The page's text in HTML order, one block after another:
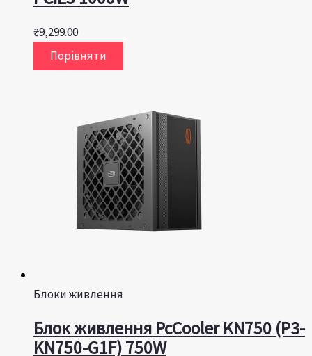
₴9,299.00
Порівняти
Блоки живлення
Блок живлення PcCooler KN750 (P3-
KN750-G1F) 750W